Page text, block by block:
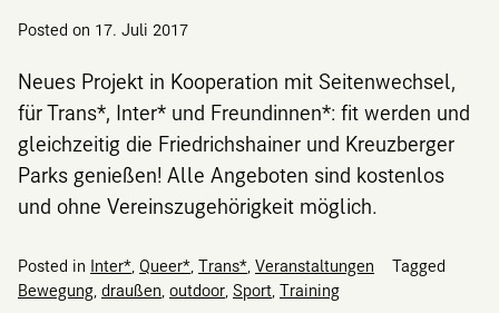
Posted on 17. Juli 2017
Neues Projekt in Kooperation mit Seitenwechsel,
für Trans*, Inter* und Freundinnen*: fit werden und
gleichzeitig die Friedrichshainer und Kreuzberger
Parks genießen! Alle Angeboten sind kostenlos
und ohne Vereinszugehörigkeit möglich.
Posted in Inter*, Queer*, Trans*, Veranstaltungen
Tagged
Bewegung, draußen, outdoor, Sport, Training